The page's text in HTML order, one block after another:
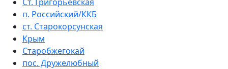
п. Российский/ККБ
ст. Старокорсунская
Крым
Старобжегокай
пос. Дружелюбный